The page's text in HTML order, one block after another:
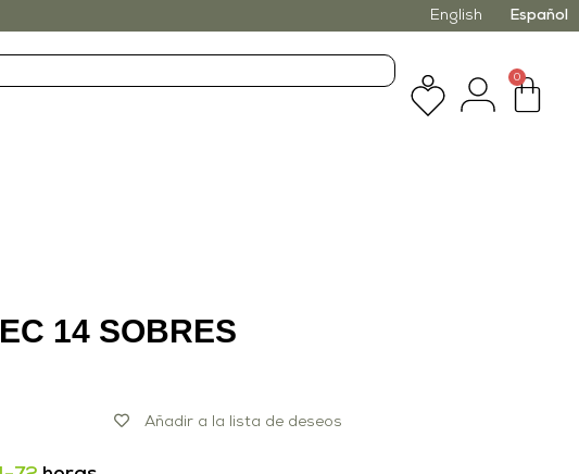
English Español
0
14 SOBRES
Añadir a la lista de deseos